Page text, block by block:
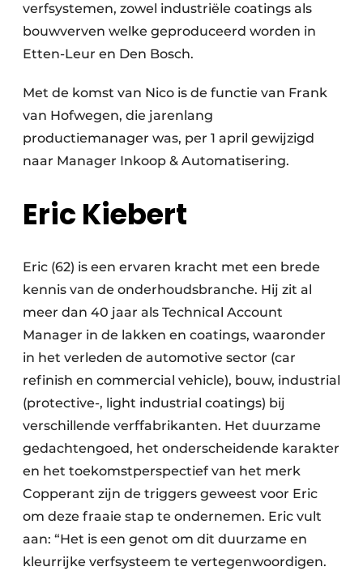
verfsystemen, zowel industriële coatings als
bouwverven welke geproduceerd worden in
Etten-Leur en Den Bosch.
Met de komst van Nico is de functie van Frank
van Hofwegen, die jarenlang
productiemanager was, per 1 april gewijzigd
naar Manager Inkoop & Automatisering.
Eric Kiebert
Eric (62) is een ervaren kracht met een brede
kennis van de onderhoudsbranche. Hij zit al
meer dan 40 jaar als Technical Account
Manager in de lakken en coatings, waaronder
in het verleden de automotive sector (car
refinish en commercial vehicle), bouw, industrial
(protective-, light industrial coatings) bij
verschillende verffabrikanten. Het duurzame
gedachtengoed, het onderscheidende karakter
en het toekomstperspectief van het merk
Copperant zijn de triggers geweest voor Eric
om deze fraaie stap te ondernemen. Eric vult
aan: “Het is een genot om dit duurzame en
kleurrijke verfsysteem te vertegenwoordigen.